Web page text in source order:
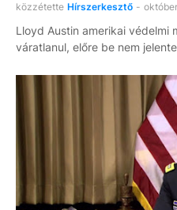
közzétette Hírszerkesztő -
Lloyd Austin amerikai védelmi
váratlanul, előre be nem